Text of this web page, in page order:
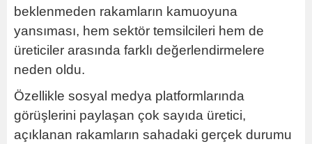
beklenmeden rakamların kamuoyuna
yansıması, hem sektör temsilcileri hem de
üreticiler arasında farklı değerlendirmelere
neden oldu.
Özellikle sosyal medya platformlarında
görüşlerini paylaşan çok sayıda üretici,
açıklanan rakamların sahadaki gerçek durumu